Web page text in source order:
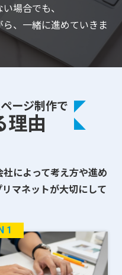
場合でも、
、一緒に進めていきま
ージ制作で
理由
によって考え方や進め
マネットが大切にして
1